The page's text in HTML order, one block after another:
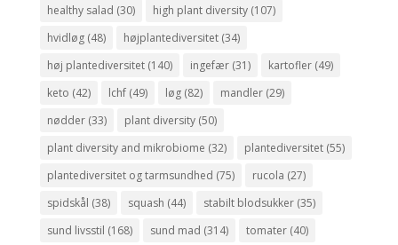
healthy salad (30) high plant diversity(107)
hvidløg(48) højplantediversitet(34)
høj plantediversitet(140) ingefær(31) kartofler(49)
keto (42) lchf(49) løg(82) mandler(29)
nødder(33) plant diversity(50)
plant diversity and mikrobiome (32) plantediversitet(55)
plantediversitet og tarmsundhed (75) rucola (27)
spidskål (38) squash (44) stabilt blodsukker(35)
sund livsstil (168) sund mad (314) tomater(40)